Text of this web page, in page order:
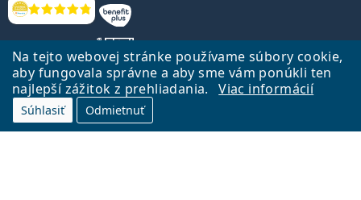
Na tejto webovej stránke používame súbory cookie,
aby fungovala správne a aby sme vám ponúkli ten
najlepší zážitok z prehliadania.
Viac informácií
Súhlasiť Odmietnuť
Hodnotenia
Späť na Úvodnu stránku
Lentiamo.sk vlastní a prevádzkuje spoločnosť Lentiamo s.r.o., Česká